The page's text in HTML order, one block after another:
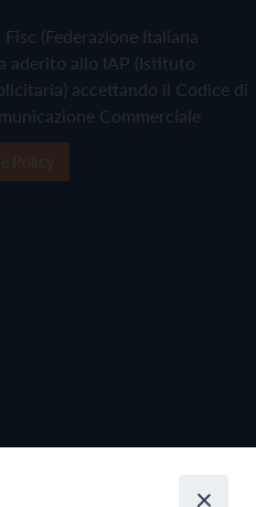
(Federazione Italiana
aderito allo IAP (Istituto
accettando il Codice di
Commerciale